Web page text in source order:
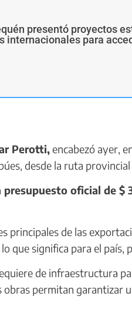
presentó proyectos
internacionales para
Perotti, encabezó ayer,
desde la ruta provincial
oficial de $
principales de las
que significa para el país,
de infraestructura
permitan garantizar